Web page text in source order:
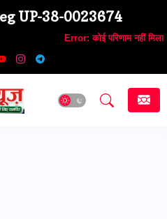
UP-38-0023674
Error: कोई परिणाम नहीं मिला